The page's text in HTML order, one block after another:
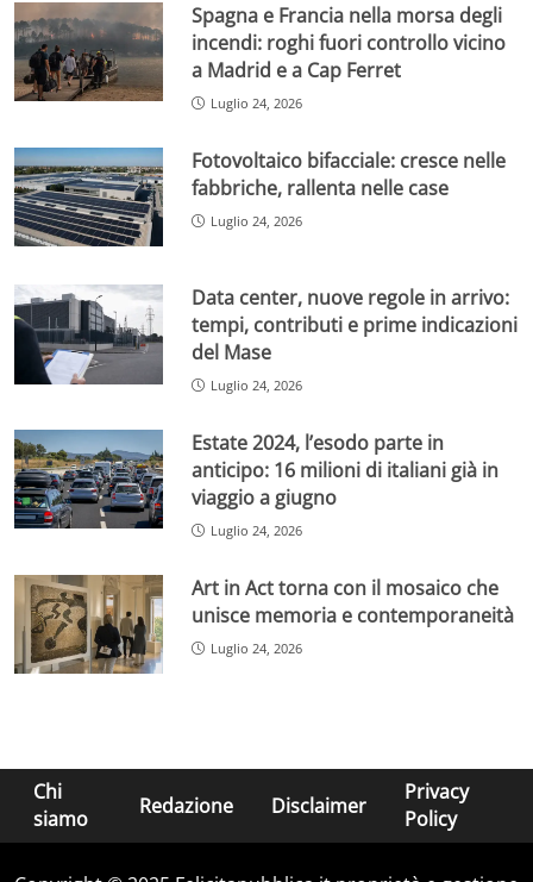
Spagna e Francia nella morsa degli
incendi: roghi fuori controllo vicino
a Madrid e a Cap Ferret
Luglio 24, 2026
Fotovoltaico bifacciale: cresce nelle
fabbriche, rallenta nelle case
Luglio 24, 2026
Data center, nuove regole in arrivo:
tempi, contributi e prime indicazioni
del Mase
Luglio 24, 2026
Estate 2024, l’esodo parte in
anticipo: 16 milioni di italiani già in
viaggio a giugno
Luglio 24, 2026
Art in Act torna con il mosaico che
unisce memoria e contemporaneità
Luglio 24, 2026
Chi
siamo
Redazione Disclaimer
Privacy
Policy